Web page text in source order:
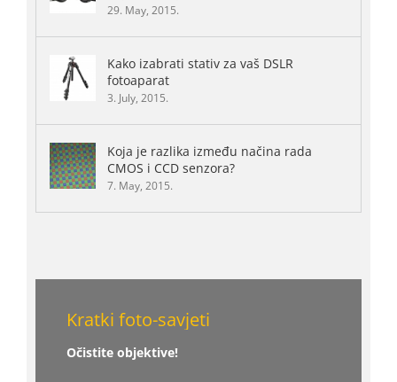
29. May, 2015.
Kako izabrati stativ za vaš DSLR
fotoaparat
3. July, 2015.
Koja je razlika između načina rada
CMOS i CCD senzora?
7. May, 2015.
Kratki foto-savjeti
Očistite objektive!